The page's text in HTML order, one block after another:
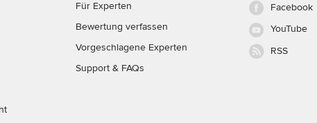
Für Experten
Bewertung verfassen
Vorgeschlagene Experten
Support & FAQs
Facebook
YouTube
RSS